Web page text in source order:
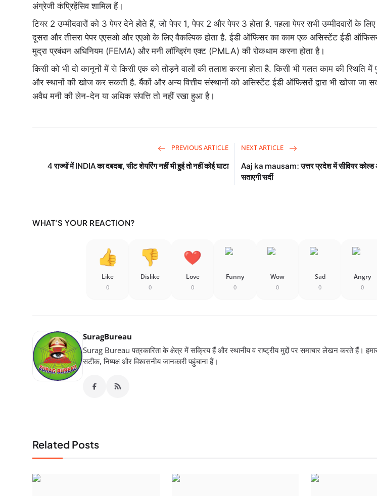
अंग्रेजी कंप्रिहेंसिव शामिल हैं।
टियर 2 उम्मीदवारों को 3 पेपर देने होते हैं, जो पेपर 1, पेपर 2 और पेपर 3 होता है. पहला पेपर सभी उम्मीदवारों के लिए
दूसरा और तीसरा पेपर एएसओ और एएओ के लिए वैकल्पिक होता है. ईडी ऑफिसर का काम एक असिस्टेंट ईडी
मुद्रा प्रबंधन अधिनियम (FEMA) और मनी लॉन्ड्रिंग एक्ट (PMLA) की रोकथाम करना होता है।
किसी को भी दो कानूनों में से किसी एक को तोड़ने वालों की तलाश करना होता है. किसी भी गलत काम की स्थिति में
और स्थानों की खोज कर सकती है. बैंकों और अन्य वित्तीय संस्थानों को असिस्टेंट ईडी ऑफिसरों द्वारा भी खोजा जा
अवैध मनी की लेन-देन या अधिक संपत्ति तो नहीं रखा हुआ है।
PREVIOUS ARTICLE
4 राज्यों में INDIA का दबदबा, सीट शेयरिंग नहीं भी हुई तो नहीं कोई घाटा
NEXT ARTICLE
Aaj ka mausam: उत्तर प्रदेश में सीवियर
सताएगी सर्दी
WHAT'S YOUR REACTION?
Like
0
Dislike
0
Love
0
Funny
0
Wow
0
Sad
0
Angry
0
SuragBureau
Surag Bureau पत्रकारिता के क्षेत्र में सक्रिय हैं और स्थानीय व राष्ट्रीय मुद्दों पर समाचार लेखन करते हैं।
सटीक, निष्पक्ष और विश्वसनीय जानकारी पहुंचाना हैं।
Related Posts